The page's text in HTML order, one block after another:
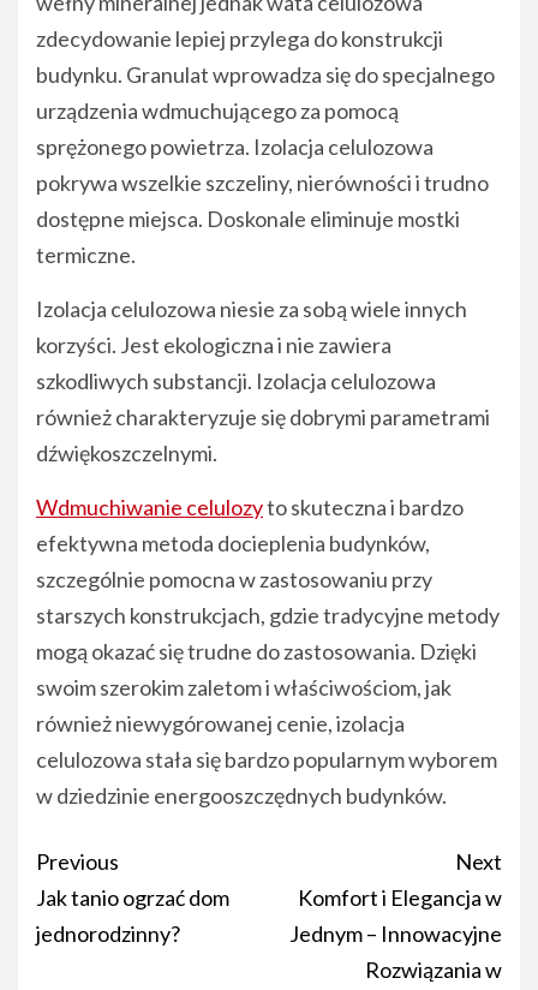
zdecydowanie lepiej przylega do konstrukcji
budynku. Granulat wprowadza się do specjalnego
urządzenia wdmuchującego za pomocą
sprężonego powietrza. Izolacja celulozowa
pokrywa wszelkie szczeliny, nierówności i trudno
dostępne miejsca. Doskonale eliminuje mostki
termiczne.
Izolacja celulozowa niesie za sobą wiele innych
korzyści. Jest ekologiczna i nie zawiera
szkodliwych substancji. Izolacja celulozowa
również charakteryzuje się dobrymi parametrami
dźwiękoszczelnymi.
Wdmuchiwanie celulozyto skuteczna i bardzo
efektywna metoda docieplenia budynków,
szczególnie pomocna w zastosowaniu przy
starszych konstrukcjach, gdzie tradycyjne metody
mogą okazać się trudne do zastosowania. Dzięki
swoim szerokim zaletom i właściwościom, jak
również niewygórowanej cenie, izolacja
celulozowa stała się bardzo popularnym wyborem
w dziedzinie energooszczędnych budynków.
Post
navigation
Previous
Jak tanio ogrzać dom
jednorodzinny?
Next
Komfort i Elegancja w
Jednym – Innowacyjne
Rozwiązania w